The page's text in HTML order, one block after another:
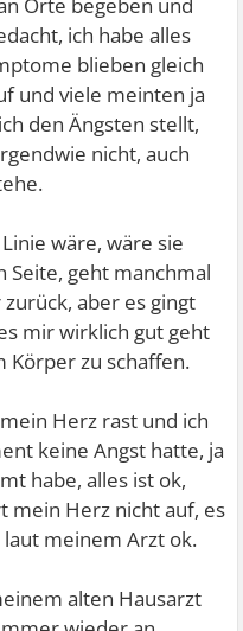
ich habe alles
blieben gleich
und viele meinten ja
den Ängsten stellt,
nicht, auch
wäre, wäre sie
geht manchmal
aber es gingt
mir wirklich gut geht
Körper zu schaffen.
Herz rast und ich
keine Angst hatte, ja
habe, alles ist ok,
mein Herz nicht auf, es
laut meinem Arzt ok.
alten Hausarzt